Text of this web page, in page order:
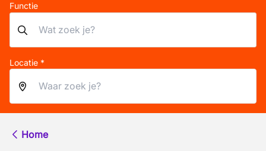
Functie
Locatie *
Home